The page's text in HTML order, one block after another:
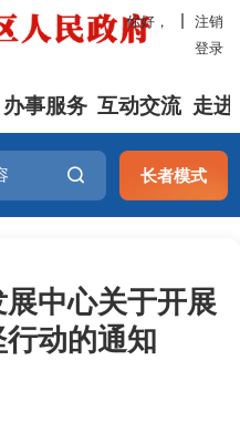
你好，
注销
登录
办事服务 互动交流 走进
长者模式
中心关于开展
动的通知